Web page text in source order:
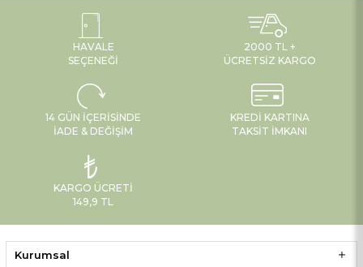
HAVALE
SEÇENEĞI
2000 TL +
ÜCRETSIZ KARGO
14 GÜN İÇERISINDE
İADE & DEĞIŞIM
KREDI KARTINA
TAKSIT İMKANI
KARGO ÜCRETI
149,9 TL
Kurumsal